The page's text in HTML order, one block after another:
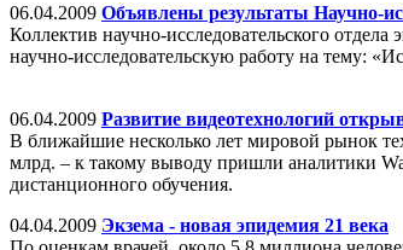
06.04.2009 Объявлены результаты Научно-
Коллектив научно-исследовательского
научно-исследовательскую работу на тему:
06.04.2009 Развитие видеотехнологий
В ближайшие несколько лет мировой рынок
млрд. – к такому выводу пришли аналитики
дистанционного обучения.
04.04.2009 Экзема - новая эпидемия 21 века